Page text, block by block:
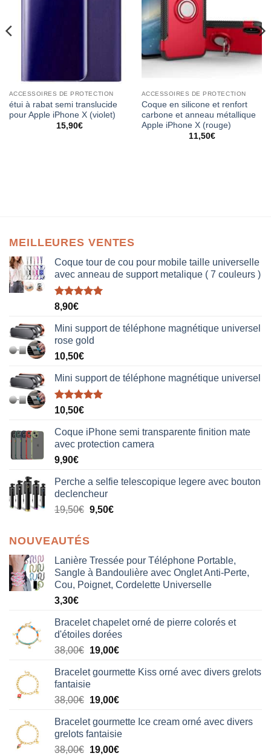
ACCESSOIRES DE PROTECTION
étui à rabat semi translucide
pour Apple iPhone X (violet)
15,90€
ACCESSOIRES DE PROTECTION
Coque en silicone et renfort
carbone et anneau métallique
Apple iPhone X (rouge)
11,50€
MEILLEURES VENTES
Coque tour de cou pour mobile taille universelle
avec anneau de support metalique ( 7 couleurs )
Note5.00
sur 5
8,90€
Mini support de téléphone magnétique universel
rose gold
10,50€
Mini support de téléphone magnétique universel
Note5.00
sur 5
10,50€
Coque iPhone semi transparente finition mate
avec protection camera
9,90€
Perche a selfie telescopique legere avec bouton
declencheur
19,50€ 9,50€
NOUVEAUTÉS
Lanière Tressée pour Téléphone Portable,
Sangle à Bandoulière avec Onglet Anti-Perte,
Cou, Poignet, Cordelette Universelle
3,30€
Bracelet chapelet orné de pierre colorés et
d'étoiles dorées
38,00€ Le
initial
était :
38,00€.
19,00€Le
actuel
19,00€.
Bracelet gourmette Kiss orné avec divers grelots
fantaisie
38,00€ Le
initial
était :
38,00€.
19,00€Le
actuel
est :
19,00€.
Bracelet gourmette Ice cream orné avec divers
grelots fantaisie
38,00€ Le
19,00€Le